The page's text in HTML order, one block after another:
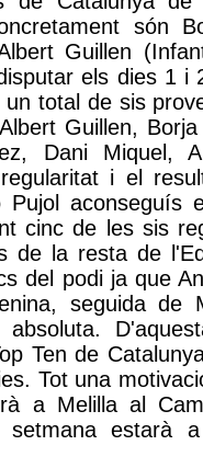
són
Guillen
els dies 1 i
total de sis
Guillen,
Dani Miquel,
i el
aconseguís
cinc de les sis
de la resta de
del podi ja que
seguida de
Ten de
Tot una
a Melilla al
estarà